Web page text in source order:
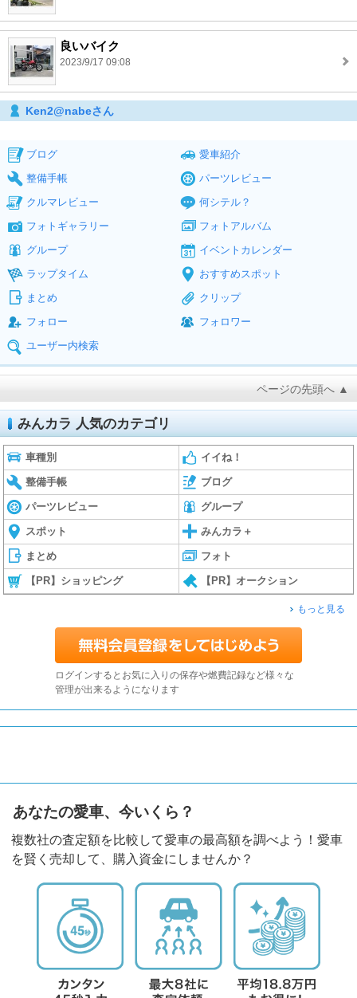
良いバイク
2023/9/17 09:08
Ken2@nabeさん
ブログ
愛車紹介
整備手帳
パーツレビュー
クルマレビュー
何シテル？
フォトギャラリー
フォトアルバム
グループ
イベントカレンダー
ラップタイム
おすすめスポット
まとめ
クリップ
フォロー
フォロワー
ユーザー内検索
ページの先頭へ ▲
みんカラ 人気のカテゴリ
車種別 イイね！
整備手帳 ブログ
パーツレビュー グループ
スポット みんカラ＋
まとめ フォト
【PR】ショッピング 【PR】オークション
もっと見る
ログインするとお気に入りの保存や燃費記録など様々な
管理が出来るようになります
あなたの愛車、今いくら？
複数社の査定額を比較して愛車の最高額を調べよう！愛車
を賢く売却して、購入資金にしませんか？